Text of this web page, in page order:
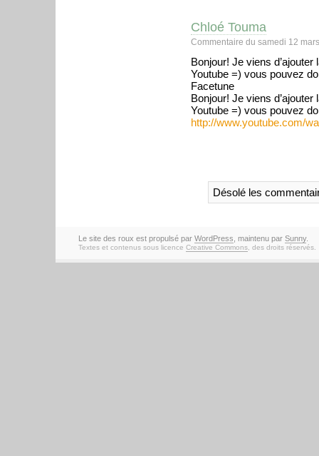
Chloé Touma
Commentaire du samedi 12
Bonjour! Je viens
Youtube =) vous pouvez
Facetune
Bonjour! Je viens
Youtube =) vous pouvez
http://www.youtube.com/
Désolé les
Le site des roux est propulsé par WordPress , maintenu par Sunny.
Textes et contenus sous licence Creative Commons, des droits réservés.